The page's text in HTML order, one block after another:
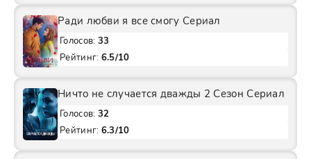
Ради любви я все смогу Сериал
Голосов: 33
Рейтинг: 6.5/10
Ничто не случается дважды 2 Сезон Сериал
Голосов: 32
Рейтинг: 6.3/10